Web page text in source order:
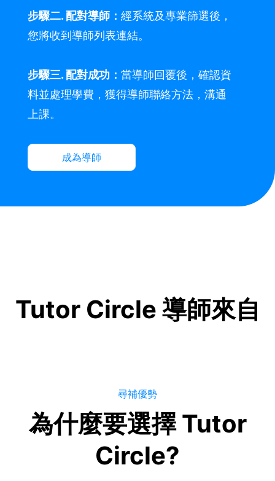
步驟二. 配對導師： 經系統及專業篩選後，
您將收到導師列表連結。
步驟三. 配對成功： 當導師回覆後，確認資
料並處理學費，獲得導師聯絡方法，溝通
上課。
成為導師
Tutor Circle 導師來自
尋補優勢
為什麼要選擇 Tutor
Circle?